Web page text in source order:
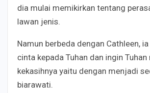
dia mulai memikirkan tentang
lawan jenis.
Namun berbeda dengan Cathleen,
cinta kepada Tuhan dan ingin
kekasihnya yaitu dengan menjadi
biarawati.